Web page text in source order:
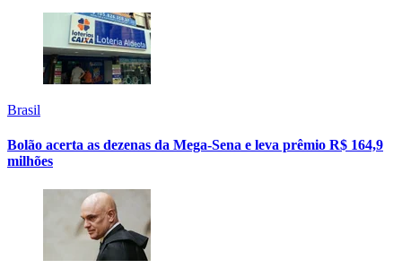
Brasil
Bolão acerta as dezenas da Mega-Sena e leva prêmio R$ 164,9
milhões